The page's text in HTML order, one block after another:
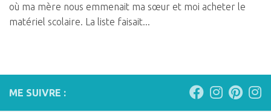
où ma mère nous emmenait ma sœur et moi acheter le
matériel scolaire. La liste faisait...
ME SUIVRE :